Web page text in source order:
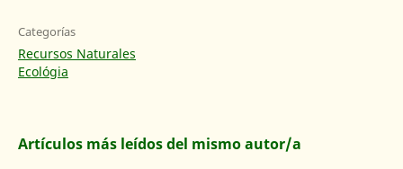
Categorías
Recursos Naturales
Ecológia
Artículos más leídos del mismo autor/a